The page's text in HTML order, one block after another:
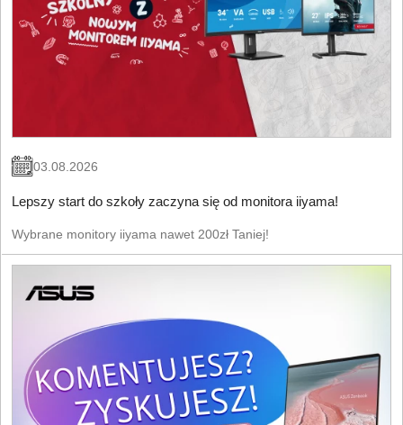
03.08.2026
Lepszy start do szkoły zaczyna się od monitora iiyama!
Wybrane monitory iiyama nawet 200zł Taniej!